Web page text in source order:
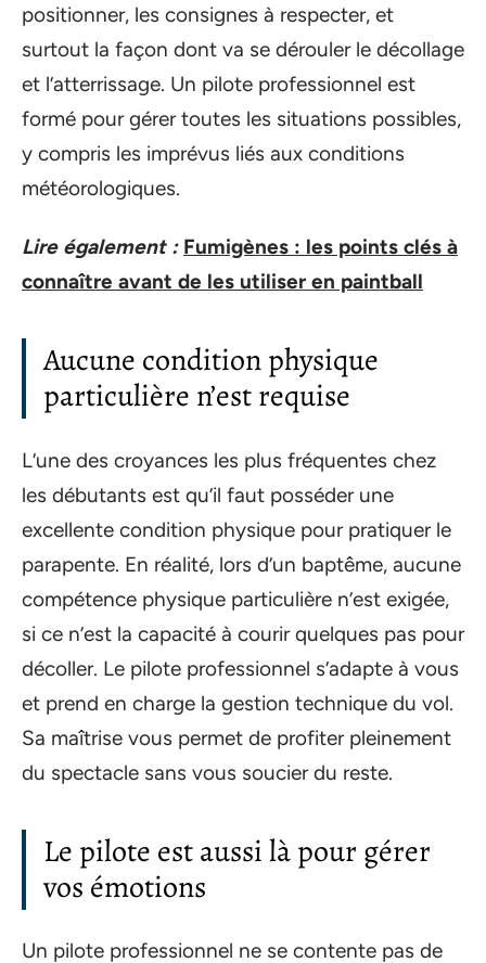
positionner, les consignes à respecter, et
surtout la façon dont va se dérouler le décollage
et l’atterrissage. Un pilote professionnel est
formé pour gérer toutes les situations possibles,
y compris les imprévus liés aux conditions
météorologiques.
Lire également : Fumigènes : les points clés à
connaître avant de les utiliser en paintball
Aucune condition physique
particulière n’est requise
L’une des croyances les plus fréquentes chez
les débutants est qu’il faut posséder une
excellente condition physique pour pratiquer le
parapente. En réalité, lors d’un baptême, aucune
compétence physique particulière n’est exigée,
si ce n’est la capacité à courir quelques pas pour
décoller. Le pilote professionnel s’adapte à vous
et prend en charge la gestion technique du vol.
Sa maîtrise vous permet de profiter pleinement
du spectacle sans vous soucier du reste.
Le pilote est aussi là pour gérer
vos émotions
Un pilote professionnel ne se contente pas de